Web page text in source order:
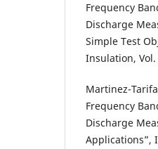
Frequency
Discharge
Simple Test
Insulation, Vol.
Martinez-
Frequency
Discharge
Applications”,